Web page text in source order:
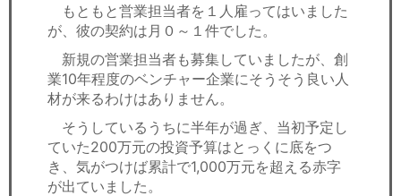
もともと営業担当者を１人雇ってはいました
が、彼の契約は月０～１件でした。
新規の営業担当者も募集していましたが、創
業10年程度のベンチャー企業にそうそう良い人
材が来るわけはありません。
そうしているうちに半年が過ぎ、当初予定し
ていた200万元の投資予算はとっくに底をつ
き、気がつけば累計で1,000万元を超える赤字
が出ていました。